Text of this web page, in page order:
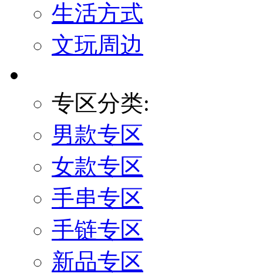
生活方式
文玩周边
专区分类:
男款专区
女款专区
手串专区
手链专区
新品专区